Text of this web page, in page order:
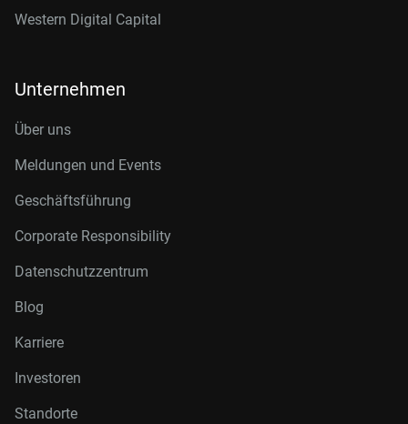
Western Digital Capital
Unternehmen
Über uns
Meldungen und Events
Geschäftsführung
Corporate Responsibility
Datenschutzzentrum
Blog
Karriere
Investoren
Standorte